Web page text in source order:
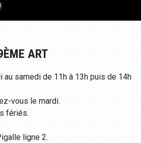
ART
au samedi de 11h à 13h puis de 14h
vous le mardi.
fériés.
ligne 2.